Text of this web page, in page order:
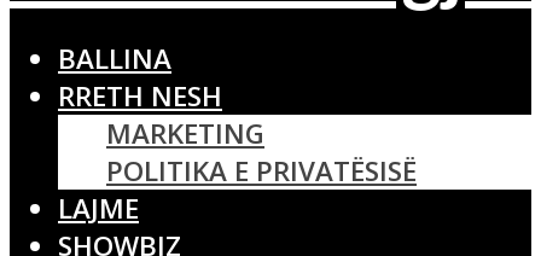
BALLINA
RRETH NESH
MARKETING
POLITIKA E PRIVATËSISË
LAJME
SHOWBIZ